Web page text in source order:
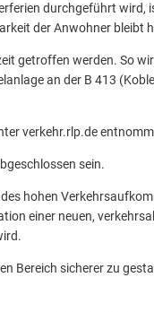
durchgeführt wird,
der Anwohner bleibt
getroffen werden. So
an der B 413
verkehr.rlp.de
sein.
hohen
einer neuen,
Bereich sicherer zu